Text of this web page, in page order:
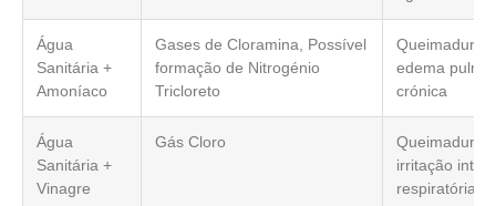
Água
Sanitária +
Amoníaco
Gases de Cloramina, Possível
formação de Nitrogénio
Tricloreto
Queimaduras
edema
crónica
Água
Sanitária +
Vinagre
Gás Cloro
Queimaduras
irritação
respiratórias